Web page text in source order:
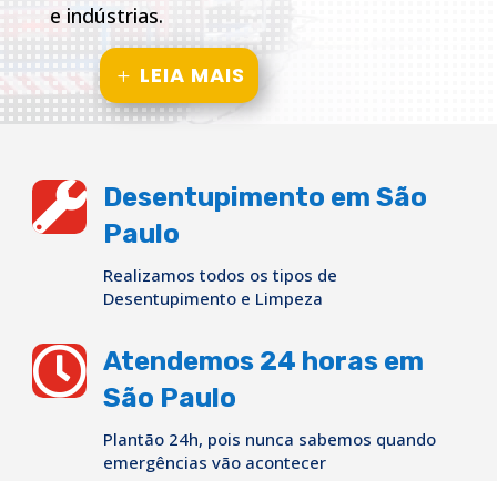
e indústrias.
LEIA MAIS

Desentupimento em São
Paulo
Realizamos todos os tipos de
Desentupimento e Limpeza
 Atendemos 24 horas em
São Paulo
Plantão 24h, pois nunca sabemos quando
emergências vão acontecer